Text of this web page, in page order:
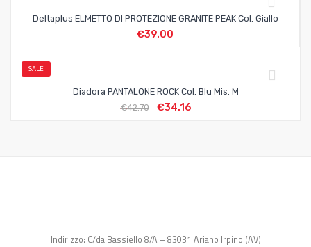
Deltaplus ELMETTO DI PROTEZIONE GRANITE PEAK Col. Giallo
€39.00
SALE
Diadora PANTALONE ROCK Col. Blu Mis. M
€42.70 €34.16
Indirizzo: C/da Bassiello 8/A – 83031 Ariano Irpino (AV)